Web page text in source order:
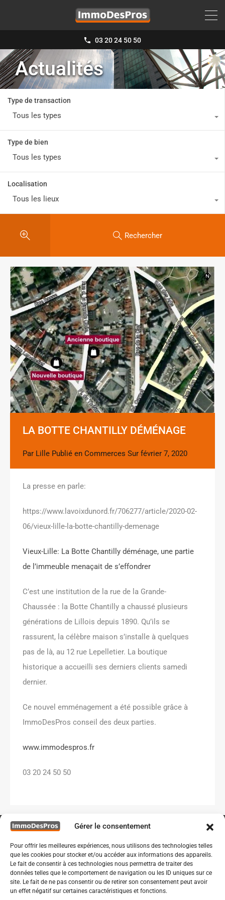
Gérer le consentement
Pour offrir les meilleures expériences, nous utilisons des technologies telles
que les cookies pour stocker et/ou accéder aux informations des appareils.
Le fait de consentir à ces technologies nous permettra de traiter des
données telles que le comportement de navigation ou les ID uniques sur ce
site. Le fait de ne pas consentir ou de retirer son consentement peut avoir
un effet négatif sur certaines caractéristiques et fonctions.
03 20 24 50 50
Actualités
Type de transaction
Tous les types
Type de bien
Tous les types
Localisation
Tous les lieux
Rechercher
LA BOTTE CHANTILLY DÉMÉNAGE
Par Lille Publié en Commerces Sur février 7, 2020
La presse en parle:
https://www.lavoixdunord.fr/706277/article/2020-02-
06/vieux-lille-la-botte-chantilly-demenage
Vieux-Lille: La Botte Chantilly déménage, une partie
de l’immeuble menaçait de s’effondrer
C’est une institution de la rue de la Grande-
Chaussée : la Botte Chantilly a chaussé plusieurs
générations de Lillois depuis 1890. Qu’ils se
rassurent, la célèbre maison s’installe à quelques
pas de là, au 12 rue Lepelletier. La boutique
historique a accueilli ses derniers clients samedi
dernier.
Ce nouvel emménagement a été possible grâce à
ImmoDesPros conseil des deux parties.
www.immodespros.fr
03 20 24 50 50